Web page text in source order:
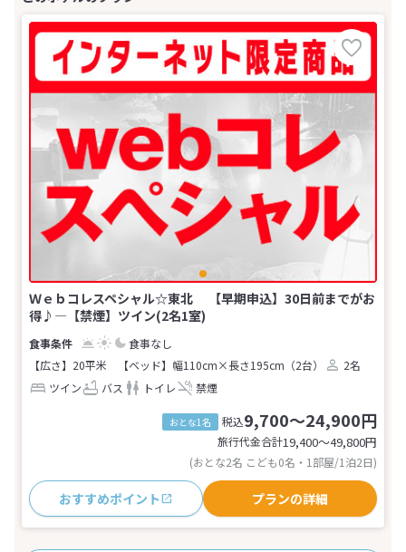
Ｗｅｂコレスペシャル☆東北 【早期申込】30日前までがお
得♪―【禁煙】ツイン(2名1室)
食事なし
【広さ】20平米
【ベッド】幅110cm×長さ195cm（2台）
2名
ツイン
バス トイレ 禁煙
おとな1名 税込9,700～24,900円
旅行代金合計19,400〜49,800円
(おとな2名 こども0名・1部屋/1泊2日)
おすすめポイント プランの詳細